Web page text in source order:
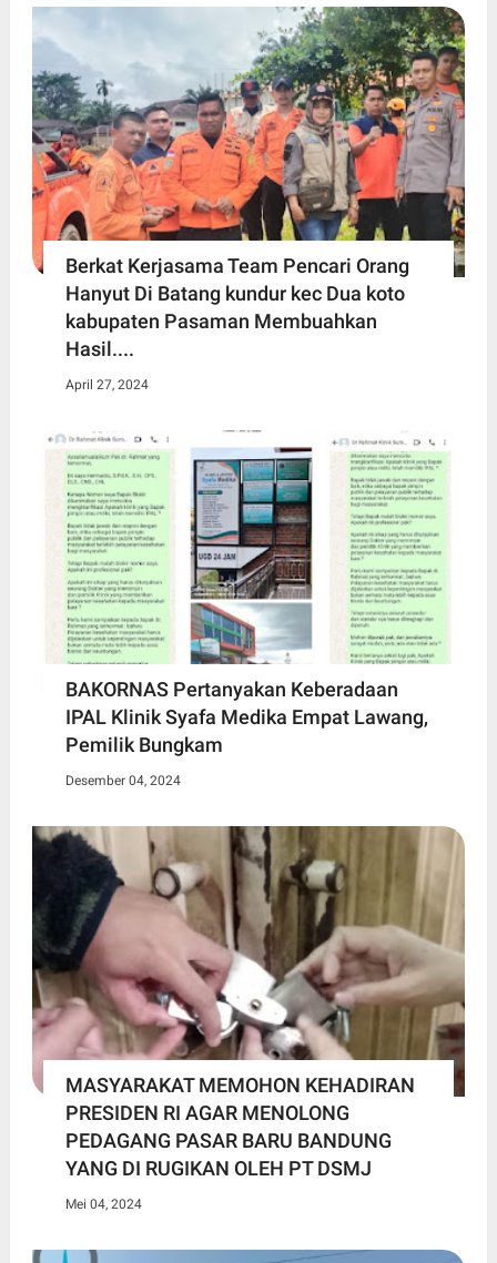
Berkat Kerjasama Team Pencari Orang
Hanyut Di Batang kundur kec Dua koto
kabupaten Pasaman Membuahkan
Hasil....
April 27, 2024
BAKORNAS Pertanyakan Keberadaan
IPAL Klinik Syafa Medika Empat Lawang,
Pemilik Bungkam
Desember 04, 2024
MASYARAKAT MEMOHON KEHADIRAN
PRESIDEN RI AGAR MENOLONG
PEDAGANG PASAR BARU BANDUNG
YANG DI RUGIKAN OLEH PT DSMJ
Mei 04, 2024